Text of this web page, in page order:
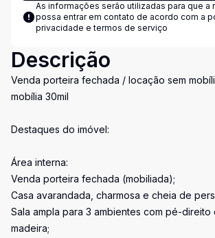
As informações serão utilizadas para que a
possa entrar em contato de acordo com a
privacidade e termos de serviço
Descrição
Venda porteira fechada / locação sem
mobília 30mil
Destaques do imóvel:
Área interna:
Venda porteira fechada (mobiliada);
Casa avarandada, charmosa e cheia de
Sala ampla para 3 ambientes com pé-
madeira;